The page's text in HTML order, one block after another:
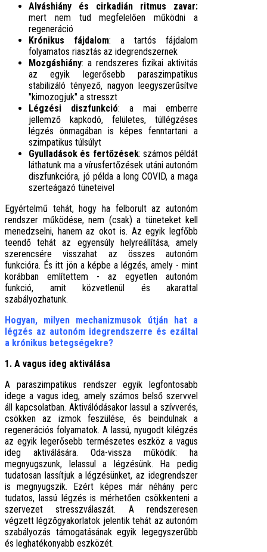
Alváshiány és cirkadián ritmus zavar:
mert nem tud megfelelően működni a
regeneráció
Krónikus fájdalom: a tartós fájdalom
folyamatos riasztás az idegrendszernek
Mozgáshiány: a rendszeres fizikai aktivitás
az egyik legerősebb paraszimpatikus
stabilizáló tényező, nagyon leegyszerűsítve
"kimozogjuk" a stresszt
Légzési diszfunkció: a mai emberre
jellemző kapkodó, felületes, túllégzéses
légzés önmagában is képes fenntartani a
szimpatikus túlsúlyt
Gyulladások és fertőzések: számos példát
láthatunk ma a vírusfertőzések utáni autonóm
diszfunkcióra, jó példa a long COVID, a maga
szerteágazó tüneteivel
Egyértelmű tehát, hogy ha felborult az autonóm
rendszer működése, nem (csak) a tüneteket kell
menedzselni, hanem az okot is. Az egyik legfőbb
teendő tehát az egyensúly helyreállítása, amely
szerencsére visszahat az összes autonóm
funkcióra. És itt jön a képbe a légzés, amely - mint
korábban említettem - az egyetlen autonóm
funkció, amit közvetlenül és akarattal
szabályozhatunk.
Hogyan, milyen mechanizmusok útján hat a
légzés az autonóm idegrendszerre és ezáltal
a krónikus betegségekre?
1. A vagus ideg aktiválása
A paraszimpatikus rendszer egyik legfontosabb
idege a vagus ideg, amely számos belső szervvel
áll kapcsolatban. Aktiválódásakor lassul a szívverés,
csökken az izmok feszülése, és beindulnak a
regenerációs folyamatok. A lassú, nyugodt kilégzés
az egyik legerősebb természetes eszköz a vagus
ideg aktiválására. Oda-vissza működik: ha
megnyugszunk, lelassul a légzésünk. Ha pedig
tudatosan lassítjuk a légzésünket, az idegrendszer
is megnyugszik. Ezért képes már néhány perc
tudatos, lassú légzés is mérhetően csökkenteni a
szervezet stresszválaszát. A rendszeresen
végzett légzőgyakorlatok jelentik tehát az autonóm
szabályozás támogatásának egyik legegyszerűbb
és leghatékonyabb eszközét.